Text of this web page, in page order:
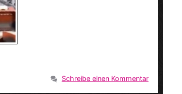
Schreibe einen Kommentar